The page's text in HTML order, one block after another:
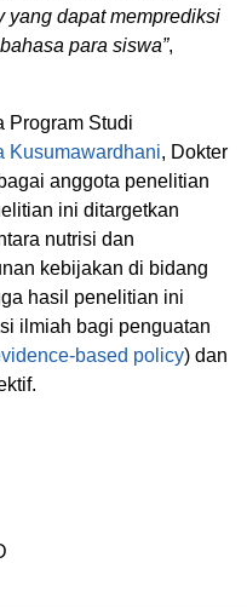
yang dapat memprediksi
para siswa”,
Program Studi
Kusumawardhani, Dokter
anggota penelitian
ini ditargetkan
nutrisi dan
kebijakan di bidang
hasil penelitian ini
ilmiah bagi penguatan
based policy) dan